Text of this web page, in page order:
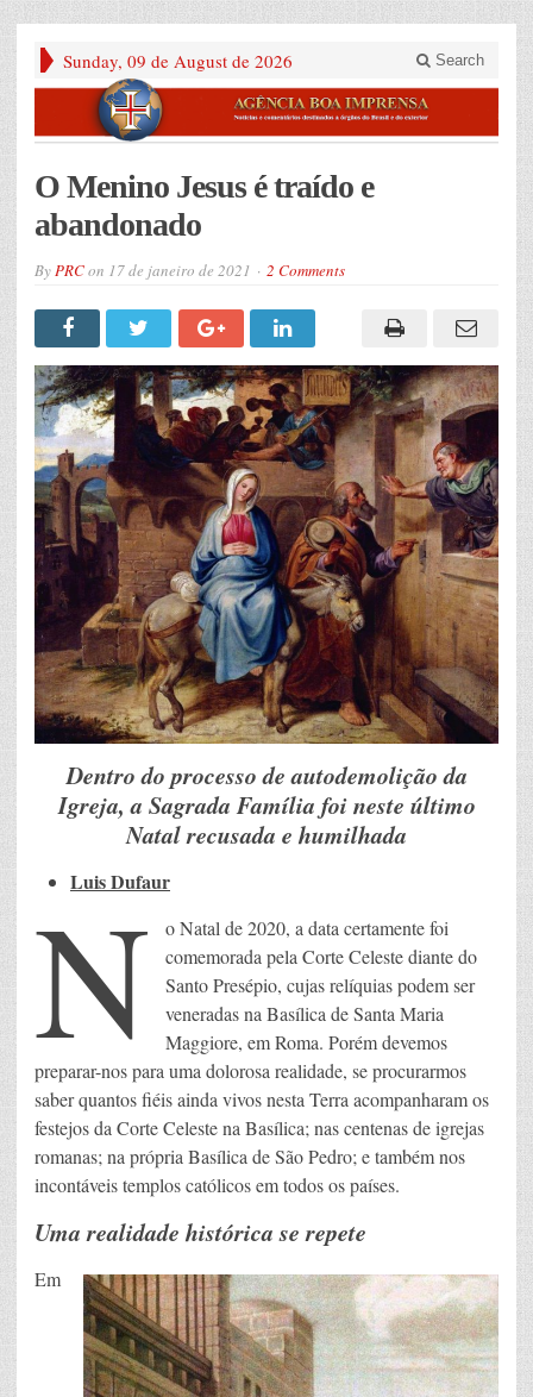
Sunday, 09 de August de 2026 Search
O Menino Jesus é traído e
abandonado
ByPRCon 17 de janeiro de 2021 2 Comments
Dentro do processo de autodemolição da
Igreja, a Sagrada Família foi neste último
Natal recusada e humilhada
Luis Dufaur
N
o Natal de 2020, a data certamente foi
comemorada pela Corte Celeste diante do
Santo Presépio, cujas relíquias podem ser
veneradas na Basílica de Santa Maria
Maggiore, em Roma. Porém devemos
preparar-nos para uma dolorosa realidade, se procurarmos
saber quantos fiéis ainda vivos nesta Terra acompanharam os
festejos da Corte Celeste na Basílica; nas centenas de igrejas
romanas; na própria Basílica de São Pedro; e também nos
incontáveis templos católicos em todos os países.
Uma realidade histórica se repete
Em